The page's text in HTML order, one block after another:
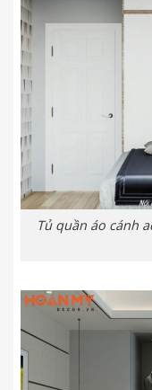
Tủ quần áo cánh